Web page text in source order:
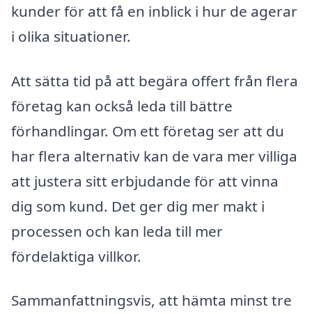
kunder för att få en inblick i hur de agerar
i olika situationer.
Att sätta tid på att begära offert från flera
företag kan också leda till bättre
förhandlingar. Om ett företag ser att du
har flera alternativ kan de vara mer villiga
att justera sitt erbjudande för att vinna
dig som kund. Det ger dig mer makt i
processen och kan leda till mer
fördelaktiga villkor.
Sammanfattningsvis, att hämta minst tre